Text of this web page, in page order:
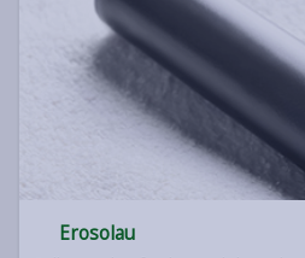
Erosolau